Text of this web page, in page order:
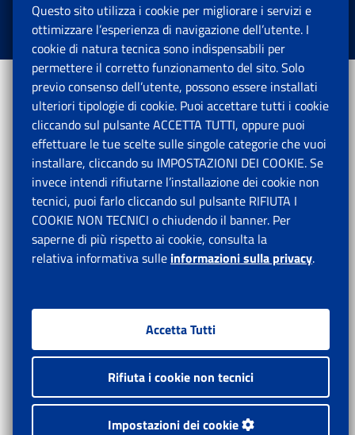
Istituto Nazionale Previdenza Sociale.
Tutti i diritti riservati.
Questo sito utilizza i cookie per migliorare i servizi e
ottimizzare l’esperienza di navigazione dell’utente. I
cookie di natura tecnica sono indispensabili per
permettere il corretto funzionamento del sito. Solo
previo consenso dell’utente, possono essere installati
ulteriori tipologie di cookie. Puoi accettare tutti i cookie
cliccando sul pulsante ACCETTA TUTTI, oppure puoi
effettuare le tue scelte sulle singole categorie che vuoi
installare, cliccando su IMPOSTAZIONI DEI COOKIE. Se
invece intendi rifiutarne l’installazione dei cookie non
tecnici, puoi farlo cliccando sul pulsante RIFIUTA I
COOKIE NON TECNICI o chiudendo il banner. Per
saperne di più rispetto ai cookie, consulta la
relativa informativa sulle informazioni sulla privacy.
Accetta Tutti
Rifiuta i cookie non tecnici
Impostazioni dei cookie